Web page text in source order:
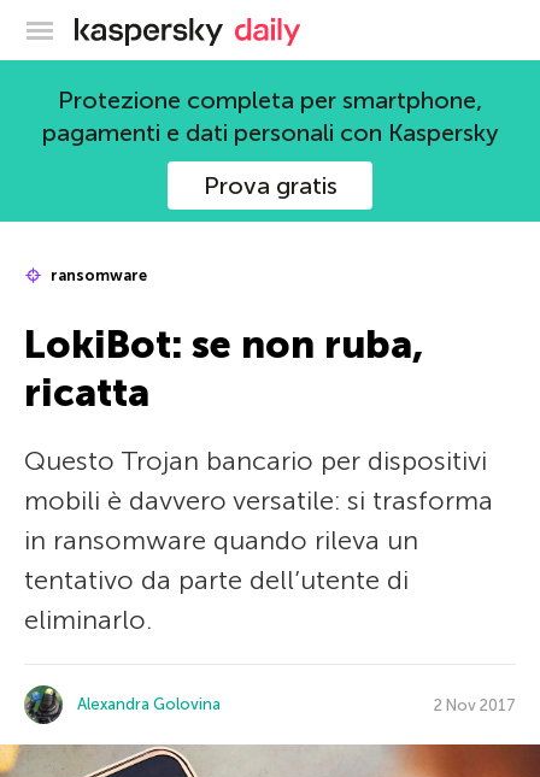
Blog ufficiale di Kaspersky
Protezione completa per smartphone,
pagamenti e dati personali con Kaspersky
Prova gratis
ransomware
LokiBot: se non ruba,
ricatta
Questo Trojan bancario per dispositivi
mobili è davvero versatile: si trasforma
in ransomware quando rileva un
tentativo da parte dell’utente di
eliminarlo.
Alexandra Golovina 2 Nov 2017